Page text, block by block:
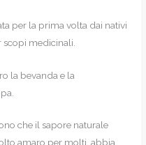
per la prima volta dai nativi
scopi medicinali.
la bevanda e la
che il sapore naturale
amaro per molti, abbia